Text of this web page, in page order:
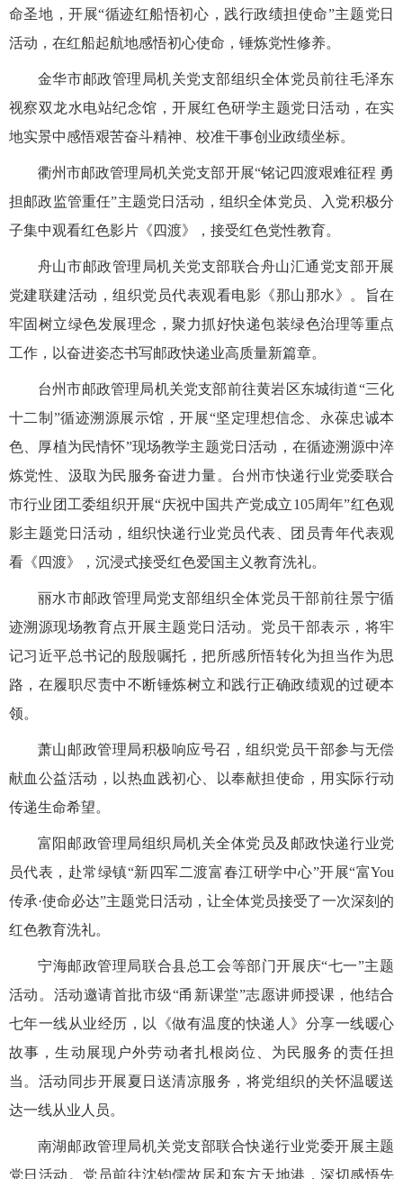
命圣地，开展“循迹红船悟初心，践行政绩担使命”主题党日
活动，在红船起航地感悟初心使命，锤炼党性修养。
金华市邮政管理局机关党支部组织全体党员前往毛泽东
视察双龙水电站纪念馆，开展红色研学主题党日活动，在实
地实景中感悟艰苦奋斗精神、校准干事创业政绩坐标。
衢州市邮政管理局机关党支部开展“铭记四渡艰难征程 勇
担邮政监管重任”主题党日活动，组织全体党员、入党积极分
子集中观看红色影片《四渡》，接受红色党性教育。
舟山市邮政管理局机关党支部联合舟山汇通党支部开展
党建联建活动，组织党员代表观看电影《那山那水》。旨在
牢固树立绿色发展理念，聚力抓好快递包装绿色治理等重点
工作，以奋进姿态书写邮政快递业高质量新篇章。
台州市邮政管理局机关党支部前往黄岩区东城街道“三化
十二制”循迹溯源展示馆，开展“坚定理想信念、永葆忠诚本
色、厚植为民情怀”现场教学主题党日活动，在循迹溯源中淬
炼党性、汲取为民服务奋进力量。台州市快递行业党委联合
市行业团工委组织开展“庆祝中国共产党成立105周年”红色观
影主题党日活动，组织快递行业党员代表、团员青年代表观
看《四渡》，沉浸式接受红色爱国主义教育洗礼。
丽水市邮政管理局党支部组织全体党员干部前往景宁循
迹溯源现场教育点开展主题党日活动。党员干部表示，将牢
记习近平总书记的殷殷嘱托，把所感所悟转化为担当作为思
路，在履职尽责中不断锤炼树立和践行正确政绩观的过硬本
领。
萧山邮政管理局积极响应号召，组织党员干部参与无偿
献血公益活动，以热血践初心、以奉献担使命，用实际行动
传递生命希望。
富阳邮政管理局组织局机关全体党员及邮政快递行业党
员代表，赴常绿镇“新四军二渡富春江研学中心”开展“富You
传承·使命必达”主题党日活动，让全体党员接受了一次深刻的
红色教育洗礼。
宁海邮政管理局联合县总工会等部门开展庆“七一”主题
活动。活动邀请首批市级“甬新课堂”志愿讲师授课，他结合
七年一线从业经历，以《做有温度的快递人》分享一线暖心
故事，生动展现户外劳动者扎根岗位、为民服务的责任担
当。活动同步开展夏日送清凉服务，将党组织的关怀温暖送
达一线从业人员。
南湖邮政管理局机关党支部联合快递行业党委开展主题
党日活动。党员前往沈钧儒故居和东方天地港，深切感悟先